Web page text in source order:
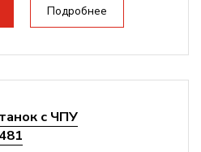
стол
ER32
Подробнее
с ЧПУ